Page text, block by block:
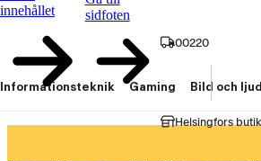
innehållet
sidfoten
00220
Helsingfors butik
Informationsteknik Gaming Bild och ljud